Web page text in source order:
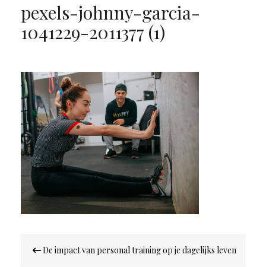
pexels-johnny-garcia-
1041229-2011377 (1)
navigatie
De impact van personal training op je dagelijks leven